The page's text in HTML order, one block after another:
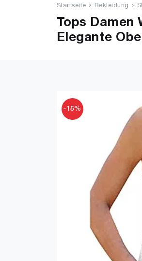
Startseite Bekleidung
Tops Damen
Elegante
-15%